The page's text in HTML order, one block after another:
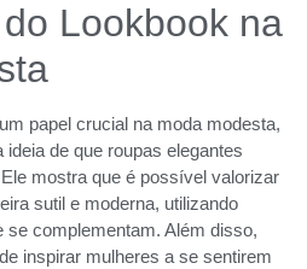
Lookbook na
papel crucial na moda modesta,
de que roupas elegantes
mostra que é possível valorizar
sutil e moderna, utilizando
complementam. Além disso,
inspirar mulheres a se sentirem